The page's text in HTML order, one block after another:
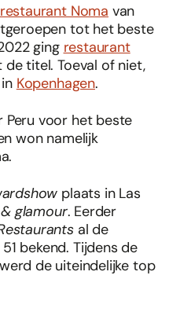
Noma van
tot het beste
ging restaurant
titel. Toeval of niet,
Kopenhagen.
Peru voor het beste
won namelijk
plaats in Las
glamour. Eerder
al de
bekend. Tijdens de
werd de uiteindelijke top